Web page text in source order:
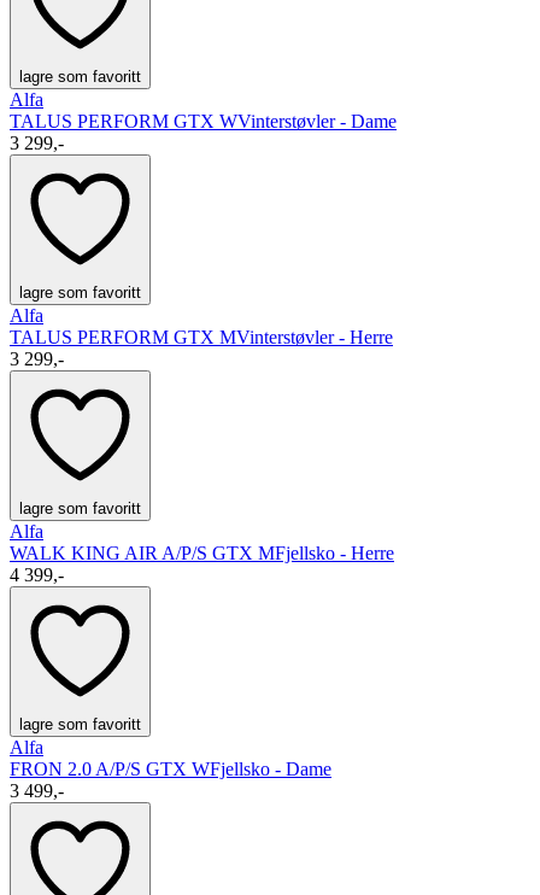
lagre som favoritt
Alfa
TALUS PERFORM GTX WVinterstøvler - Dame
3 299,-
lagre som favoritt
Alfa
TALUS PERFORM GTX MVinterstøvler - Herre
3 299,-
lagre som favoritt
Alfa
WALK KING AIR A/P/S GTX MFjellsko - Herre
4 399,-
lagre som favoritt
Alfa
FRON 2.0 A/P/S GTX WFjellsko - Dame
3 499,-